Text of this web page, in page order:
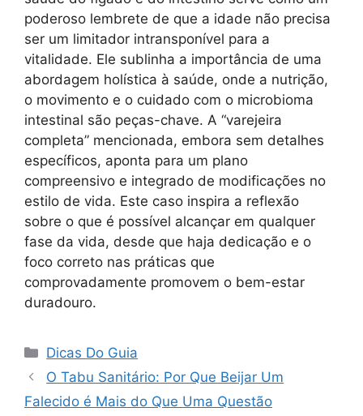
poderoso lembrete de que a idade não precisa
ser um limitador intransponível para a
vitalidade. Ele sublinha a importância de uma
abordagem holística à saúde, onde a nutrição,
o movimento e o cuidado com o microbioma
intestinal são peças-chave. A “varejeira
completa” mencionada, embora sem detalhes
específicos, aponta para um plano
compreensivo e integrado de modificações no
estilo de vida. Este caso inspira a reflexão
sobre o que é possível alcançar em qualquer
fase da vida, desde que haja dedicação e o
foco correto nas práticas que
comprovadamente promovem o bem-estar
duradouro.
Categorias
Dicas Do Guia
O Tabu Sanitário: Por Que Beijar Um
Falecido é Mais do Que Uma Questão